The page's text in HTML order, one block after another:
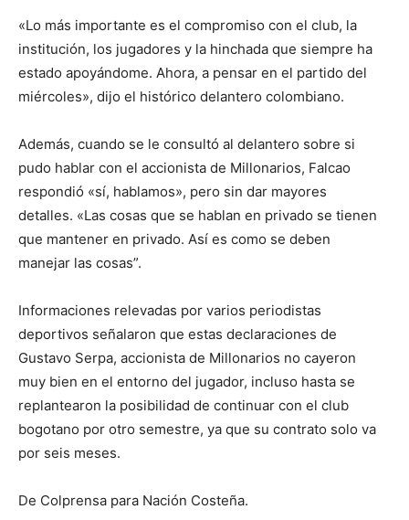
«Lo más importante es el compromiso con el club, la
institución, los jugadores y la hinchada que siempre ha
estado apoyándome. Ahora, a pensar en el partido del
miércoles», dijo el histórico delantero colombiano.
Además, cuando se le consultó al delantero sobre si
pudo hablar con el accionista de Millonarios, Falcao
respondió «sí, hablamos», pero sin dar mayores
detalles. «Las cosas que se hablan en privado se tienen
que mantener en privado. Así es como se deben
manejar las cosas”.
Informaciones relevadas por varios periodistas
deportivos señalaron que estas declaraciones de
Gustavo Serpa, accionista de Millonarios no cayeron
muy bien en el entorno del jugador, incluso hasta se
replantearon la posibilidad de continuar con el club
bogotano por otro semestre, ya que su contrato solo va
por seis meses.
De Colprensa para Nación Costeña.